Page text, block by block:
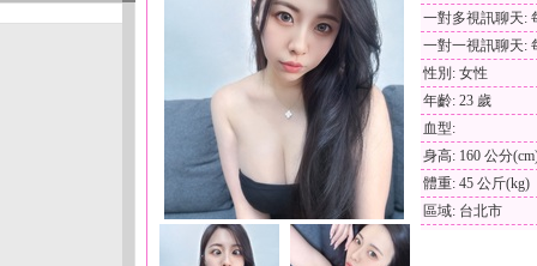
一對多視訊聊天:
一對一視訊聊天:
性別: 女性
年齡: 23 歲
血型:
身高: 160 公分
體重: 45 公斤(kg)
區域: 台北市